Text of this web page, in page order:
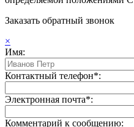
Заказать обратный звонок
×
Имя:
Контактный телефон*:
Электронная почта*:
Комментарий к сообщению: